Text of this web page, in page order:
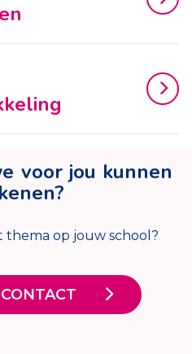
voor jou kunnen
thema op jouw school?